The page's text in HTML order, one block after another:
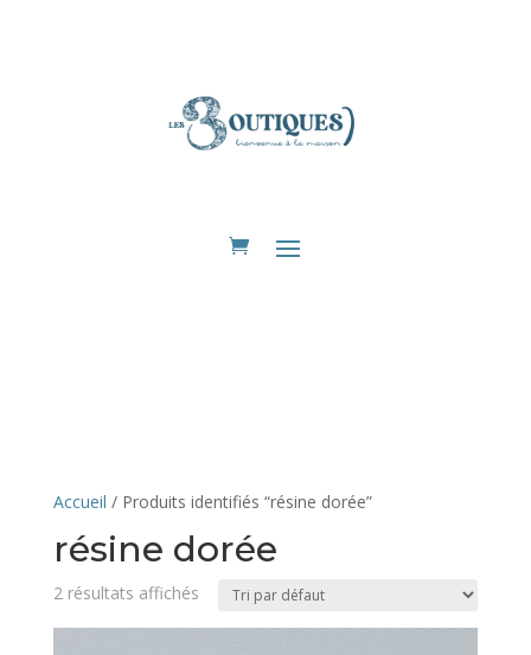
Accueil / Produits identifiés “résine dorée”
résine dorée
2 résultats affichés